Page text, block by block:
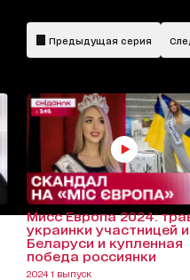
Предыдущая серия
Мисс Европа 2024:
украинки участницей
Беларуси и купленная
победа россиянки
2024 1 выпуск